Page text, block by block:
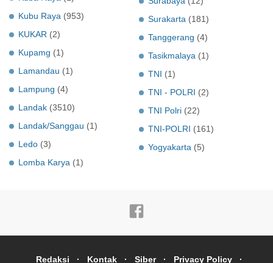
Kubu Raya (953)
KUKAR (2)
Kupamg (1)
Lamandau (1)
Lampung (4)
Landak (3510)
Landak/Sanggau (1)
Ledo (3)
Lomba Karya (1)
Surakarta (181)
Tanggerang (4)
Tasikmalaya (1)
TNI (1)
TNI - POLRI (2)
TNI Polri (22)
TNI-POLRI (161)
Yogyakarta (5)
Redaksi Kontak Siber Privacy Policy